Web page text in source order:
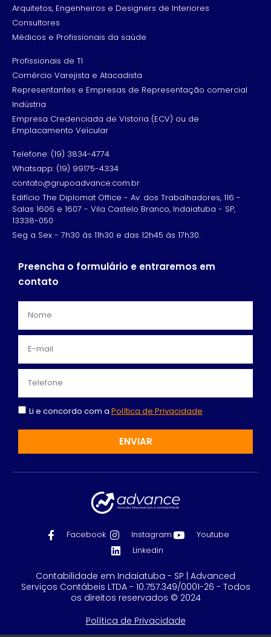
Arquitetos, Engenheiros e Designers de Interiores
Consultores
Médicos e Profissionais da saúde
Profissionais de TI
Comércio Varejista e Atacadista
Representantes e Empresas de Representação comercial
Indústria
Empresa Credenciada de Vistoria (ECV) ou de
Emplacamento Veícular
Telefone: (19) 3834-4774
Whatsapp: (19) 99175-4334
contato@grupoadvance.com.br
Edifício The Diplomat Office - Av. dos Trabalhadores, 116 -
Salas 1606 e 1607 - Vila Castelo Branco, Indaiatuba - SP,
13338-050
Seg a Sex - 7h30 às 11h30 e das 12h45 às 17h30.
Preencha o formulário e entraremos em
contato
Li e concordo com a Política de Privacidade
ENVIAR
Facebook Instagram
Youtube
Linkedin
Contabilidade em Indaiatuba - SP | Advanced
Serviços Contábeis LTDA - 10.757.349/0001-26 - Todos
os direitos reservados © 2024
Política de Privacidade